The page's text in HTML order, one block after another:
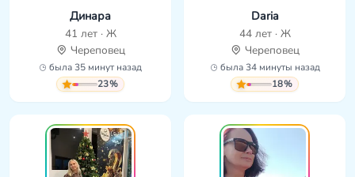
Динара
41 лет · Ж
Череповец
была 35 минут назад
23%
Daria
44 лет · Ж
Череповец
была 34 минуты назад
18%